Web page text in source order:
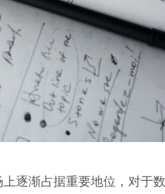
逐渐占据重要地位，对于数